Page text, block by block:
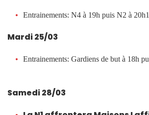
Entrainements: N4 à 19h puis N2 à
Mardi 25/03
Entrainements: Gardiens de but à 18h
Samedi 28/03